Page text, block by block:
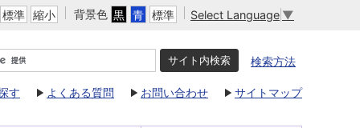
標準 縮小 背景色 黒 青 標準 Select Language ▼
検索方法
す よくある質問 お問い合わせ サイトマップ